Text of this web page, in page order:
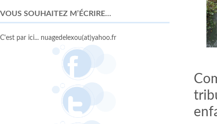
VOUS SOUHAITEZ M’ÉCRIRE…
C'est par ici... nuagedelexou(at)yahoo.fr